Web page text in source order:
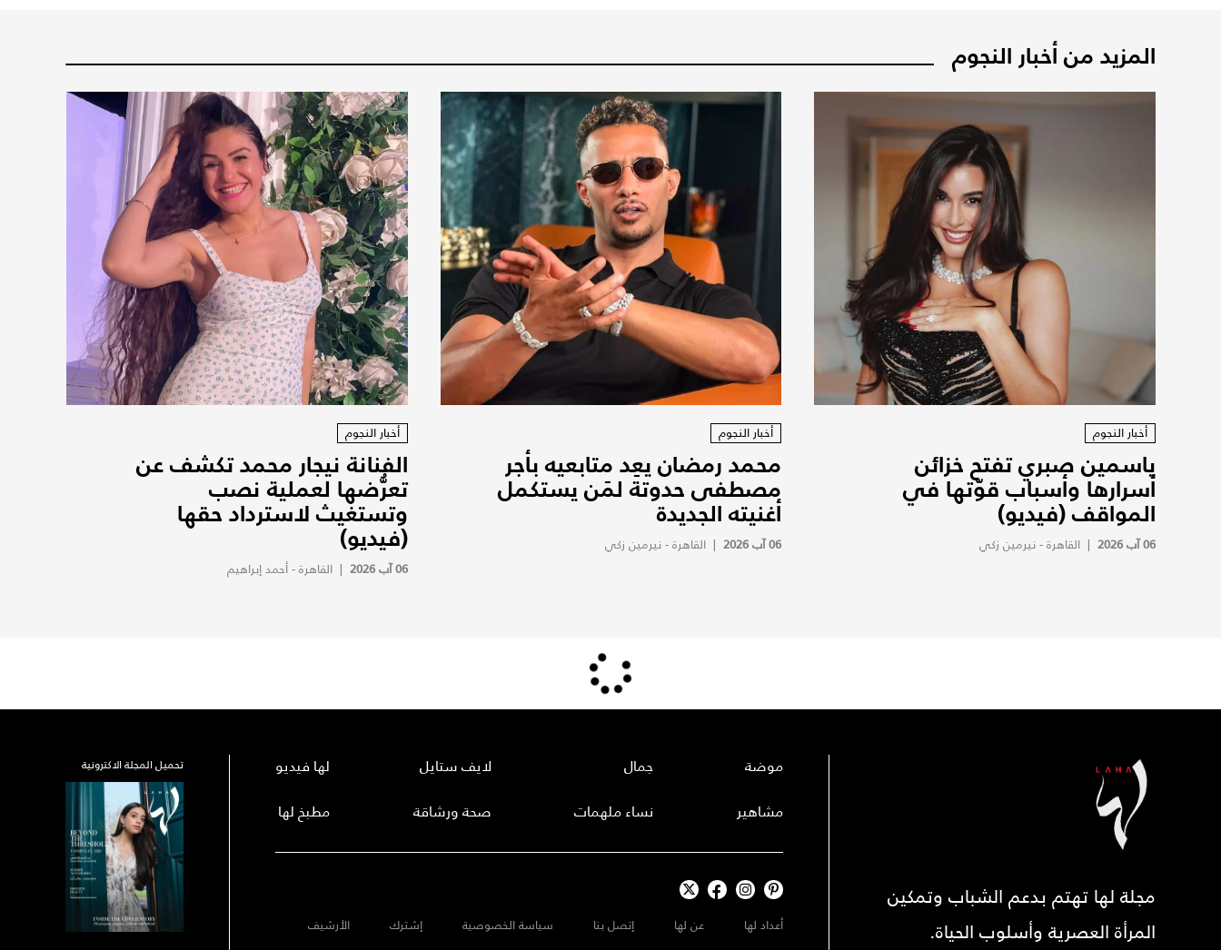
المزيد من أخبار النجوم
أخبار النجوم
ياسمين صبري تفتح خزائن
أسرارها وأسباب قوّتها في
المواقف (فيديو)
06 آب 2026 | القاهرة - نيرمين زكي
أخبار النجوم
محمد رمضان يعِد متابعيه بأجر
مصطفى حدوتة لمَن يستكمل
أغنيته الجديدة
06 آب 2026 | القاهرة - نيرمين زكي
أخبار النجوم
الفنانة نيجار محمد تكشف عن
تعرُّضها لعملية نصب
وتستغيث لاسترداد حقها
(فيديو)
06 آب 2026 |القاهرة - أحمد إبراهيم
مجلة لها تهتم بدعم الشباب وتمكين
المرأة العصرية وأسلوب الحياة.
موضة
مشاهير
جمال
نساء ملهمات
لايف ستايل
صحة ورشاقة
لها فيديو
مطبخ لها
أعداد لها عن لها إتصل بنا سياسة الخصوصية إشترك الأرشيف
تحميل المجلة الاكترونية